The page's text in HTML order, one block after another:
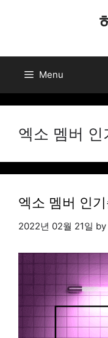
Menu
엑소 멤버 인
엑소 멤버 인
2022년 02월 21일 by